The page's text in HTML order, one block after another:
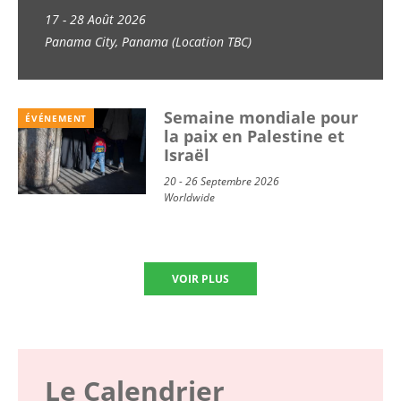
Economy of Life (GEM
School) 2026
17 - 28 Août 2026
Panama City, Panama (Location TBC)
ÉVÉNEMENT
Semaine mondiale pour
la paix en Palestine et
Israël
20 - 26 Septembre 2026
Worldwide
VOIR PLUS
Le Calendrier